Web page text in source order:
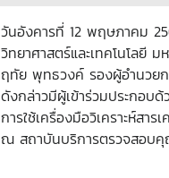
วันอังคารที่ 12 พฤษภาคม
วิทยาศาสตร์และเทคโนโลยี
ฤทัย พุทธวงค์ รองผู้อำนวยก
ดังกล่าวมีผู้เข้าร่วมประกอบ
การใช้เครื่องมือวิเคราะห์ส
ณ สถาบันบริการตรวจสอบ